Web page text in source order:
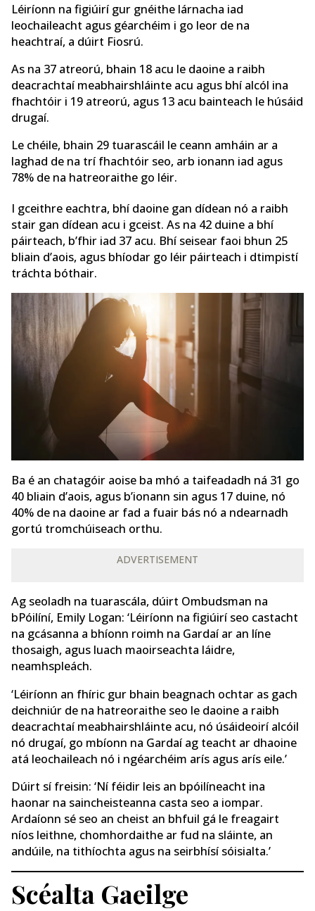
Léiríonn na figiúirí gur gnéithe lárnacha iad
leochaileacht agus géarchéim i go leor de na
heachtraí, a dúirt Fiosrú.
As na 37 atreorú, bhain 18 acu le daoine a raibh
deacrachtaí meabhairshláinte acu agus bhí alcól ina
fhachtóir i 19 atreorú, agus 13 acu bainteach le húsáid
drugaí.
Le chéile, bhain 29 tuarascáil le ceann amháin ar a
laghad de na trí fhachtóir seo, arb ionann iad agus
78% de na hatreoraithe go léir.
I gceithre eachtra, bhí daoine gan dídean nó a raibh
stair gan dídean acu i gceist. As na 42 duine a bhí
páirteach, b’fhir iad 37 acu. Bhí seisear faoi bhun 25
bliain d’aois, agus bhíodar go léir páirteach i dtimpistí
tráchta bóthair.
Ba é an chatagóir aoise ba mhó a taifeadadh ná 31 go
40 bliain d’aois, agus b’ionann sin agus 17 duine, nó
40% de na daoine ar fad a fuair bás nó a ndearnadh
gortú tromchúiseach orthu.
ADVERTISEMENT
Ag seoladh na tuarascála, dúirt Ombudsman na
bPóilíní, Emily Logan: ‘Léiríonn na figiúirí seo castacht
na gcásanna a bhíonn roimh na Gardaí ar an líne
thosaigh, agus luach maoirseachta láidre,
neamhspleách.
‘Léiríonn an fhíric gur bhain beagnach ochtar as gach
deichniúr de na hatreoraithe seo le daoine a raibh
deacrachtaí meabhairshláinte acu, nó úsáideoirí alcóil
nó drugaí, go mbíonn na Gardaí ag teacht ar dhaoine
atá leochaileach nó i ngéarchéim arís agus arís eile.’
Dúirt sí freisin: ‘Ní féidir leis an bpóilíneacht ina
haonar na saincheisteanna casta seo a iompar.
Ardaíonn sé seo an cheist an bhfuil gá le freagairt
níos leithne, chomhordaithe ar fud na sláinte, an
andúile, na tithíochta agus na seirbhísí sóisialta.’
Scéalta Gaeilge